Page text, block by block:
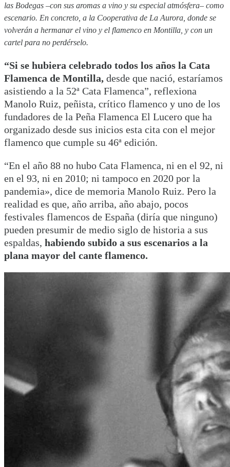
las Bodegas –con sus aromas a vino y su especial atmósfera– como
escenario. En concreto, a la Cooperativa de La Aurora, donde se
volverán a hermanar el vino y el flamenco en Montilla, y con un
cartel para no perdérselo.
“Si se hubiera celebrado todos los años la Cata
Flamenca de Montilla, desde que nació, estaríamos
asistiendo a la 52ª Cata Flamenca”, reflexiona
Manolo Ruiz, peñista, crítico flamenco y uno de los
fundadores de la Peña Flamenca El Lucero que ha
organizado desde sus inicios esta cita con el mejor
flamenco que cumple su 46ª edición.
“En el año 88 no hubo Cata Flamenca, ni en el 92, ni
en el 93, ni en 2010; ni tampoco en 2020 por la
pandemia», dice de memoria Manolo Ruiz. Pero la
realidad es que, año arriba, año abajo, pocos
festivales flamencos de España (diría que ninguno)
pueden presumir de medio siglo de historia a sus
espaldas, habiendo subido a sus escenarios a la
plana mayor del cante flamenco.